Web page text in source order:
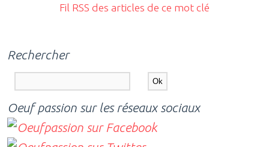
Fil RSS des articles de ce mot clé
Rechercher
Oeuf passion sur les réseaux sociaux